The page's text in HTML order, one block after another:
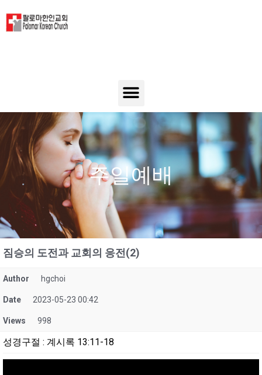
주일예배
짐승의 도전과 교회의 응전(2)
Author hgchoi
Date 2023-05-23 00:42
Views 998
성경구절 : 계시록 13:11-18